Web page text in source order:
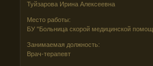
Туйзарова Ирина Алексеевна
Место работы:
БУ "Больница скорой медицинской
Занимаемая должность:
Врач-терапевт